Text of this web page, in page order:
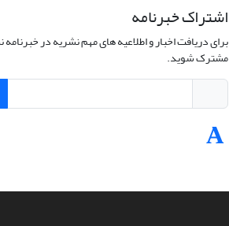
اشتراک خبرنامه
برای دریافت اخبار و اطلاعیه های مهم نشریه در
مشترک شوید.